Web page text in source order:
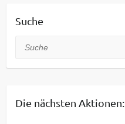
Suche
Suche
Die nächsten Aktionen: